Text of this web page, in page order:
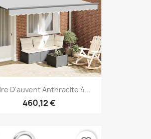
D'auvent Anthracite 4...
460,12 €